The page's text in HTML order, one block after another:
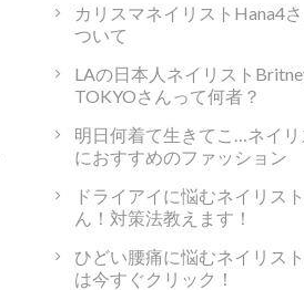
カリスマネイリストHana4
ついて
LAの日本人ネイリスト
TOKYOさんって何者？
明日何着て生きてこ…ネイリ
におすすめのファッション
ドライアイに悩むネイリス
ん！対策法教えます！
ひどい腰痛に悩むネイリス
は今すぐクリック！